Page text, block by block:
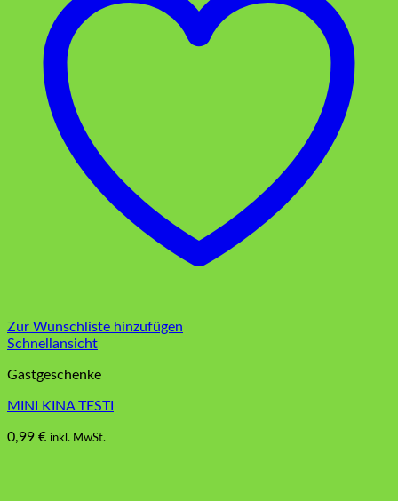
Zur Wunschliste hinzufügen
Schnellansicht
Gastgeschenke
MINI KINA TESTI
0,99 € inkl. MwSt.